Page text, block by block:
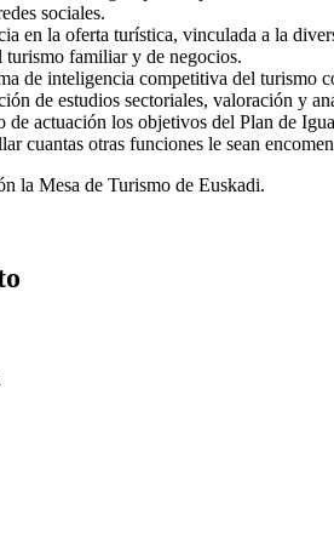
sociales.
en la oferta turística, vinculada a la
turismo familiar y de negocios.
de inteligencia competitiva del turismo
de estudios sectoriales, valoración y
de actuación los objetivos del Plan de
cuantas otras funciones le sean
la Mesa de Turismo de Euskadi.